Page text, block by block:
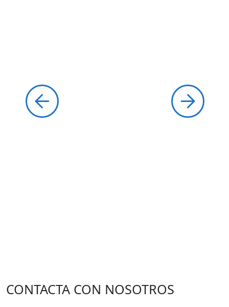
CONTACTA CON NOSOTROS